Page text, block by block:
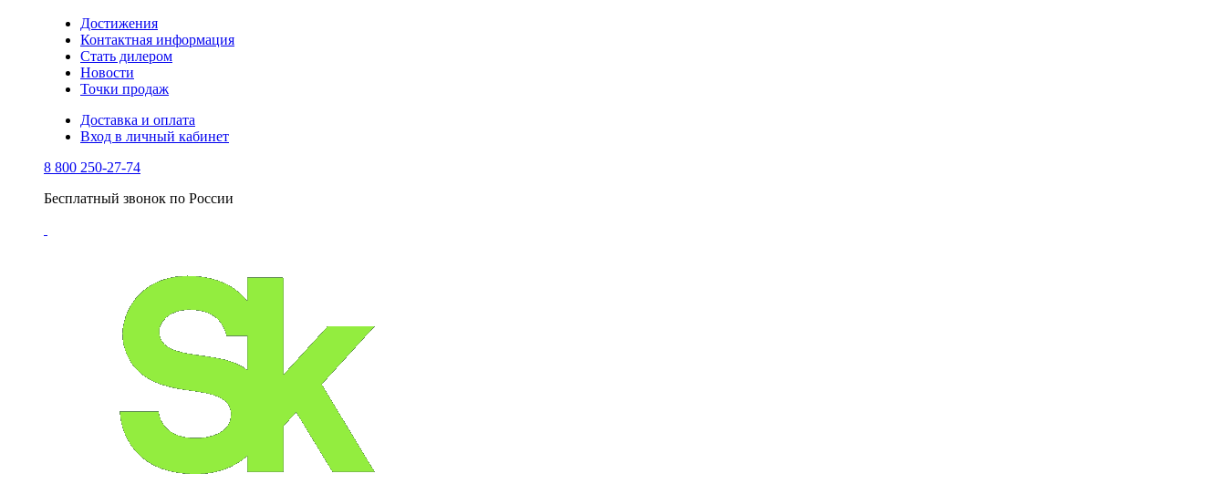
Достижения
Контактная информация
Стать дилером
Новости
Точки продаж
Доставка и оплата
Вход в личный кабинет
8 800 250-27-74
Бесплатный звонок по России